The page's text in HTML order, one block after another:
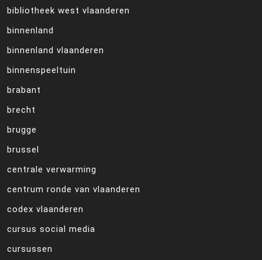
bibliotheek west vlaanderen
binnenland
binnenland vlaanderen
binnenspeeltuin
brabant
brecht
brugge
brussel
centrale verwarming
centrum ronde van vlaanderen
codex vlaanderen
cursus social media
cursussen